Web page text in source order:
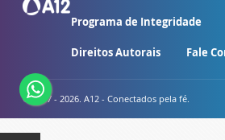
Programa de Integridade
Direitos Autorais Fale
© 2007 - 2026. A12 - Conectados pela fé.